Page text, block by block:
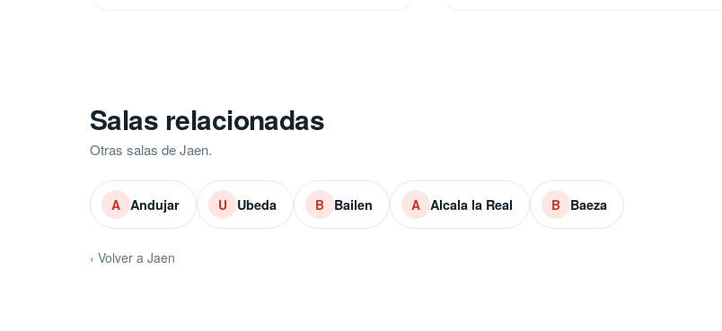
Salas relacionadas
Otras salas de Jaen.
A Andujar U Ubeda B Bailen A Alcala la Real B Baeza
‹ Volver a Jaen